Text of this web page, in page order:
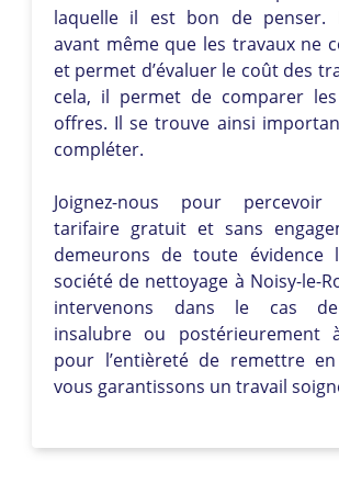
laquelle il est bon de penser.
avant même que les travaux ne
et permet d’évaluer le coût des
cela, il permet de comparer
offres. Il se trouve ainsi
compléter.
Joignez-nous pour
tarifaire gratuit et sans
demeurons de toute évidence
société de nettoyage à Noisy-le-
intervenons dans le cas
insalubre ou postérieurement
pour l’entièreté de remettre
vous garantissons un travail